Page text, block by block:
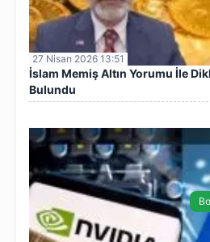
27 Nisan 2026 13:51
İslam Memiş Altın Yorumu İle
Bulundu